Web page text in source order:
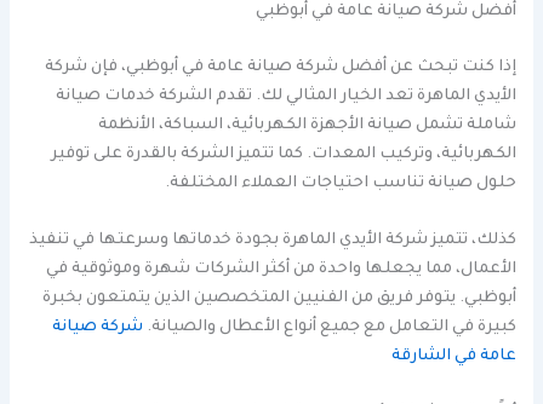
أفضل شركة صيانة عامة في أبوظبي
إذا كنت تبحث عن أفضل شركة صيانة عامة في أبوظبي، فإن شركة
الأيدي الماهرة تعد الخيار المثالي لك. تقدم الشركة خدمات صيانة
شاملة تشمل صيانة الأجهزة الكهربائية، السباكة، الأنظمة
الكهربائية، وتركيب المعدات. كما تتميز الشركة بالقدرة على توفير
حلول صيانة تناسب احتياجات العملاء المختلفة.
كذلك، تتميز شركة الأيدي الماهرة بجودة خدماتها وسرعتها في تنفيذ
الأعمال، مما يجعلها واحدة من أكثر الشركات شهرة وموثوقية في
أبوظبي. يتوفر فريق من الفنيين المتخصصين الذين يتمتعون بخبرة
كبيرة في التعامل مع جميع أنواع الأعطال والصيانة. شركة صيانة
عامة في الشارقة